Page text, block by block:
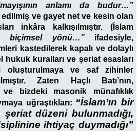
anlamı da budur…”
ve gayet net ve kesin olan
inkâra kalkışılmıştır. (İslam
biçimsel yönü…”ifadesiyle,
kastedilerek kapalı ve dolaylı
hukuk kuralları ve şeriat esasları
oluşturulmaya ve saf zihinler
Zaten Haçlı Batı’nın,
ve bizdeki masonik münafıklık
uğraştıkları: “İslam’ın bir
düzeni bulunmadığı,
ihtiyaç duymadığı”